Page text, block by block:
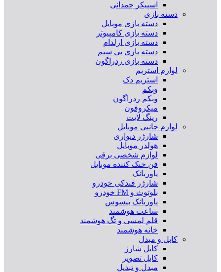
اسپیکر چمدانی
دسته بازی
دسته بازی موبایل
دسته بازی کامپیوتر
دسته بازی ارلدام
دسته بازی بی سیم
دسته بازی ردراگون
لوازم استریم
استریم دک
وبکم
وبکم ردراگون
میکروفون
رینگ لایت
لوازم جانبی موبایل
شارژر دیواری
هولدر موبایل
لوازم شخصی برقی
فن خنک کننده موبایل
پاوربانک
شارژر فندکی خودرو
بلوتوث و FM خودرو
پاوربانک بیسوس
ساعت هوشمند
قلم لمسی و تگ هوشمند
خانه هوشمند
کابل و مبدل
کابل شارژ
کابل تصویر
مبدل و تبدیل